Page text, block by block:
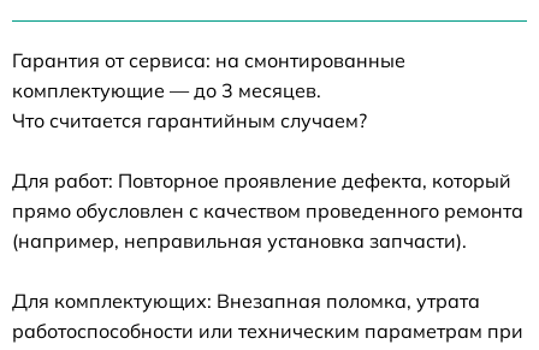
Гарантия от сервиса: на смонтированные
комплектующие — до 3 месяцев.
Что считается гарантийным случаем?
Для работ: Повторное проявление дефекта, который
прямо обусловлен с качеством проведенного ремонта
(например, неправильная установка запчасти).
Для комплектующих: Внезапная поломка, утрата
работоспособности или техническим параметрам при